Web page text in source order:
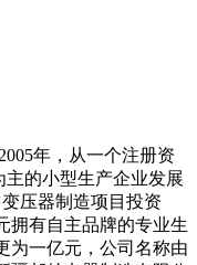
年，从一个注册资
主的小型生产企业发展
压器制造项目投资
拥有自主品牌的专业生
为一亿元，公司名称由